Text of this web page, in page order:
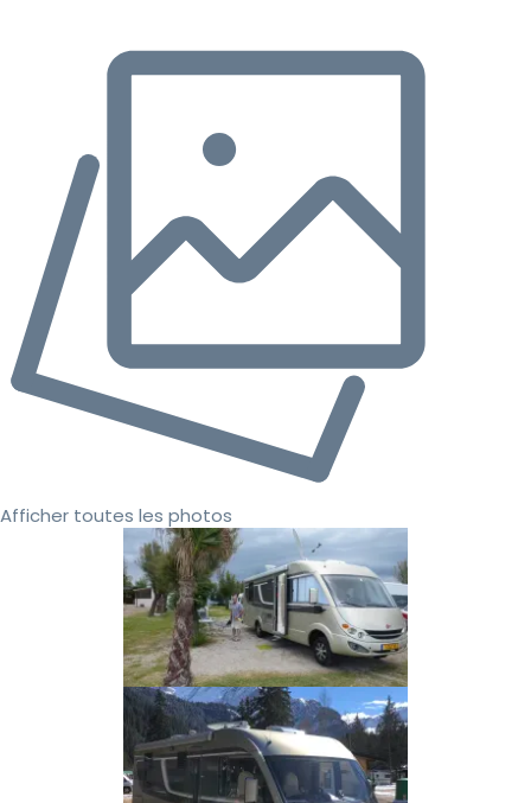
Afficher toutes les photos